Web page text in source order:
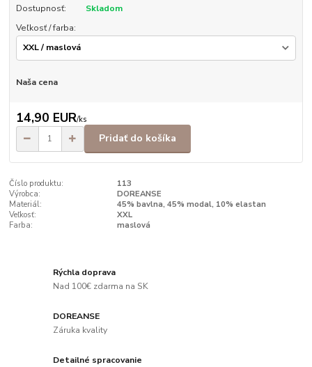
Dostupnosť:
Skladom
Veľkosť / farba:
Naša cena
14,90 EUR/ks
Pridať do košíka
Číslo produktu:
113
Výrobca:
DOREANSE
Materiál:
45% bavlna, 45% modal, 10% elastan
Veľkosť:
XXL
Farba:
maslová
Rýchla doprava
Nad 100€ zdarma na SK
DOREANSE
Záruka kvality
Detailné spracovanie